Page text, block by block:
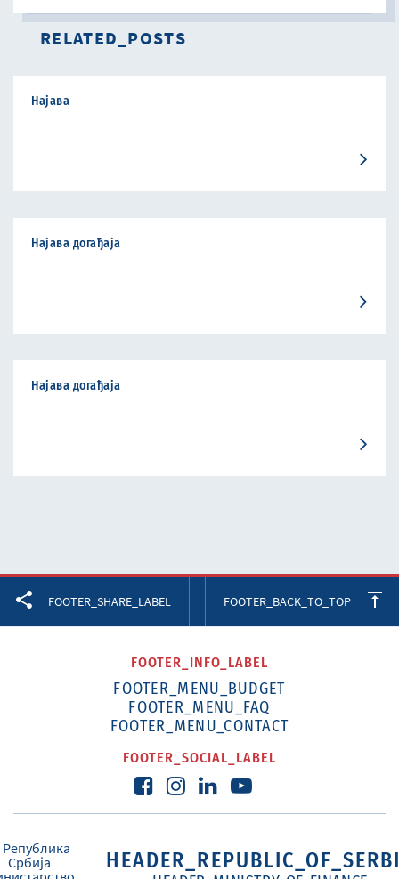
RELATED_POSTS
Најава
Најава догађаја
Најава догађаја
FOOTER_SHARE_LABEL FOOTER_BACK_TO_TOP
FOOTER_INFO_LABEL
FOOTER_MENU_BUDGET
FOOTER_MENU_FAQ
FOOTER_MENU_CONTACT
FOOTER_SOCIAL_LABEL